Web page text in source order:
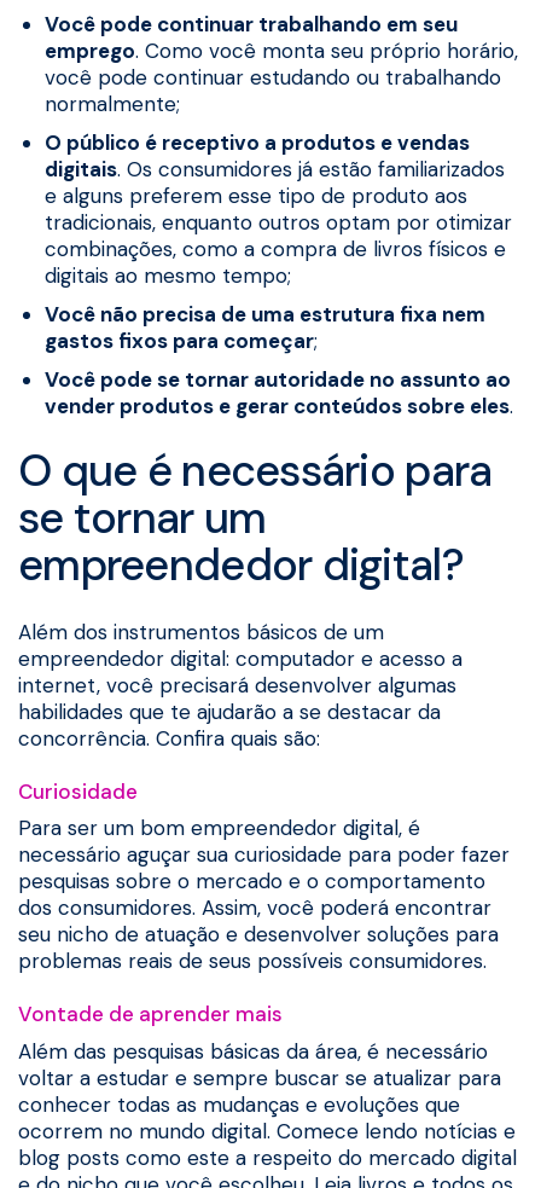
Você pode continuar trabalhando em seu
emprego. Como você monta seu próprio horário,
você pode continuar estudando ou trabalhando
normalmente;
O público é receptivo a produtos e vendas
digitais. Os consumidores já estão familiarizados
e alguns preferem esse tipo de produto aos
tradicionais, enquanto outros optam por otimizar
combinações, como a compra de livros físicos e
digitais ao mesmo tempo;
Você não precisa de uma estrutura fixa nem
gastos fixos para começar;
Você pode se tornar autoridade no assunto ao
vender produtos e gerar conteúdos sobre eles.
O que é necessário para
se tornar um
empreendedor digital?
Além dos instrumentos básicos de um
empreendedor digital: computador e acesso a
internet, você precisará desenvolver algumas
habilidades que te ajudarão a se destacar da
concorrência. Confira quais são:
Curiosidade
Para ser um bom empreendedor digital, é
necessário aguçar sua curiosidade para poder fazer
pesquisas sobre o mercado e o comportamento
dos consumidores. Assim, você poderá encontrar
seu nicho de atuação e desenvolver soluções para
problemas reais de seus possíveis consumidores.
Vontade de aprender mais
Além das pesquisas básicas da área, é necessário
voltar a estudar e sempre buscar se atualizar para
conhecer todas as mudanças e evoluções que
ocorrem no mundo digital. Comece lendo notícias e
blog posts como este a respeito do mercado digital